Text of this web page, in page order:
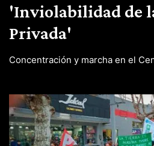
'Inviolabilidad de
Privada'
Concentración y marcha en el